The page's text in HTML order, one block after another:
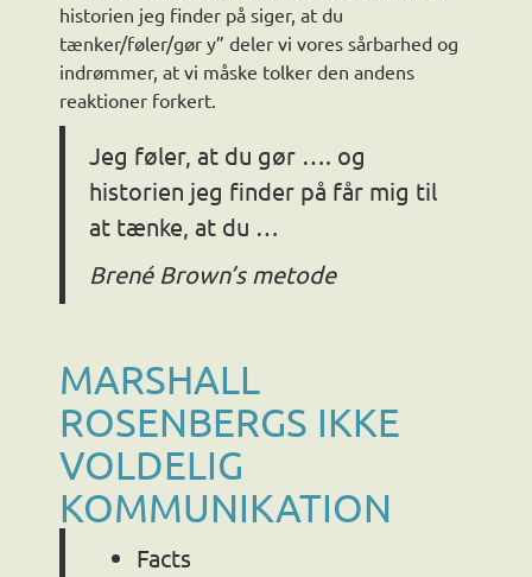
historien jeg finder på siger, at du
tænker/føler/gør y” deler vi vores sårbarhed og
indrømmer, at vi måske tolker den andens
reaktioner forkert.
Jeg føler, at du gør …. og
historien jeg finder på får mig til
at tænke, at du …
Brené Brown’s metode
MARSHALL
ROSENBERGS IKKE
VOLDELIG
KOMMUNIKATION
Facts